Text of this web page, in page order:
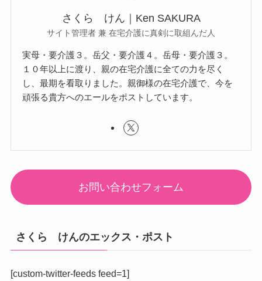
さくら けん｜Ken SAKURA
サイト管理者 兼 在宅介護に真剣に取組んだ人
実母・要介護３。岳父・要介護４。岳母・要介護３。
１０年以上に渡り、親の在宅介護に全ての力を尽く
し、最期を看取りました。親御様の在宅介護で、今を
頑張る貴方へのエールをポストしています。
お問い合わせフォーム
さくら けんのエックス・ポスト
[custom-twitter-feeds feed=1]